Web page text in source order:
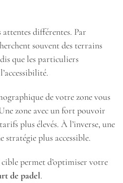
différentes. Par
souvent des terrains
que les particuliers
de votre zone vous
zone avec un fort pouvoir
plus élevés. À l’inverse, une
stratégie plus accessible.
permet d’optimiser votre
de padel.